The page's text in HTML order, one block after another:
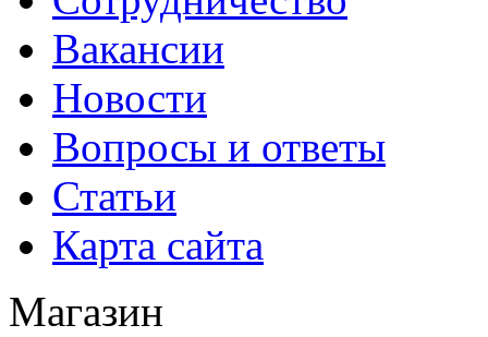
Вакансии
Новости
Вопросы и ответы
Статьи
Карта сайта
Магазин